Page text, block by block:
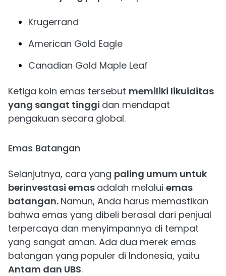
Krugerrand
American Gold Eagle
Canadian Gold Maple Leaf
Ketiga koin emas tersebut memiliki likuiditas
yang sangat tinggi dan mendapat
pengakuan secara global.
Emas Batangan
Selanjutnya, cara yang paling umum untuk
berinvestasi emas adalah melalui emas
batangan. Namun, Anda harus memastikan
bahwa emas yang dibeli berasal dari penjual
terpercaya dan menyimpannya di tempat
yang sangat aman. Ada dua merek emas
batangan yang populer di Indonesia, yaitu
Antam dan UBS.